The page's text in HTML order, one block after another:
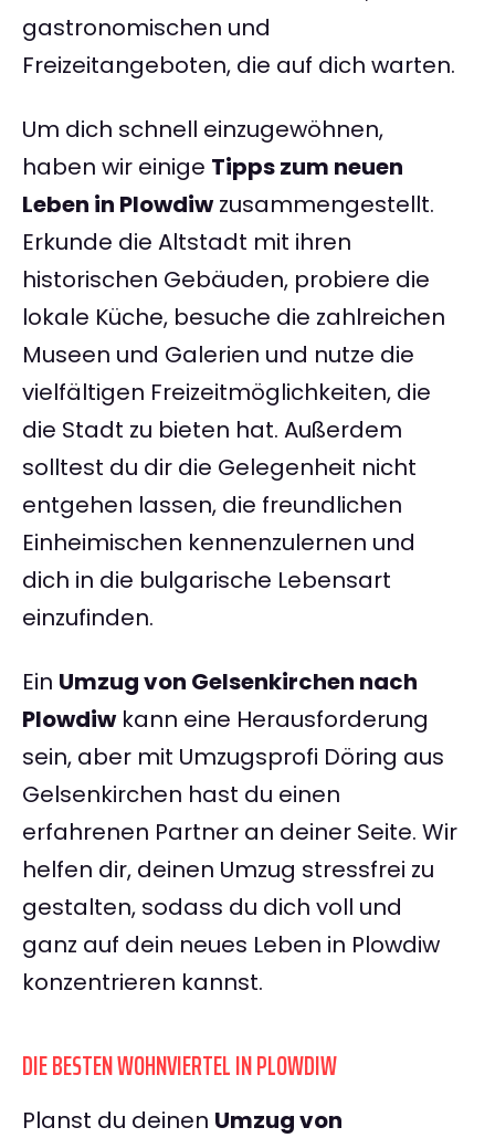
gastronomischen und
Freizeitangeboten, die auf dich warten.
Um dich schnell einzugewöhnen,
haben wir einige Tipps zum neuen
Leben in Plowdiwzusammengestellt.
Erkunde die Altstadt mit ihren
historischen Gebäuden, probiere die
lokale Küche, besuche die zahlreichen
Museen und Galerien und nutze die
vielfältigen Freizeitmöglichkeiten, die
die Stadt zu bieten hat. Außerdem
solltest du dir die Gelegenheit nicht
entgehen lassen, die freundlichen
Einheimischen kennenzulernen und
dich in die bulgarische Lebensart
einzufinden.
Ein Umzug von Gelsenkirchen nach
Plowdiwkann eine Herausforderung
sein, aber mit Umzugsprofi Döring aus
Gelsenkirchen hast du einen
erfahrenen Partner an deiner Seite. Wir
helfen dir, deinen Umzug stressfrei zu
gestalten, sodass du dich voll und
ganz auf dein neues Leben in Plowdiw
konzentrieren kannst.
DIE BESTEN WOHNVIERTEL IN PLOWDIW
Planst du deinen Umzug von